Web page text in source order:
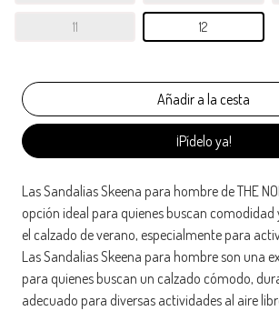
11 12
¡Pídelo ya!
Las Sandalias Skeena para hombre de THE
opción ideal para quienes buscan
el calzado de verano, especialmente para
Las Sandalias Skeena para hombre son una
para quienes buscan un calzado cómodo,
adecuado para diversas actividades al aire